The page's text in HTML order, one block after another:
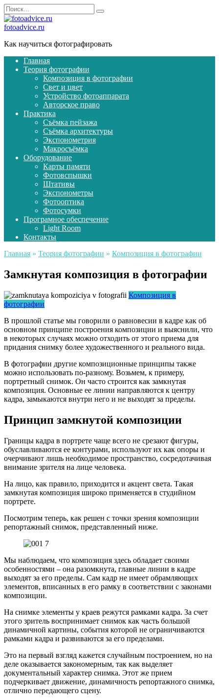
Перейти
к
содержанию
Search
for:
fotoadvice.ru
Как научиться фотографировать
Главная
Теория фотографии
Композиция в фотографии
Свет и цвет
Устройство фотоаппарата
Авторское право
Практика
Съёмка пейзажа
Съёмка архитектуры
Экспонометрия
Макросъёмка
Оборудование
Карты памяти
Фотовспышки
Штативы
Экспонометры
Фотооптика
Фотосумки
Програмное обеспечение
Light Room
Контакты
Главная » Теория фотографии » Композиция в фотографии
Замкнутая композиция в фотографии
Композиция в
фотографии
В прошлой статье мы говорили о равновесии в кадре как об
основном принципе построения композиции и выяснили, что
в некоторых случаях можно отходить от этого приема для
придания снимку более художественного и реального вида.
В фотографии другие композиционные принципы также
можно использовать по-разному. Возьмем, к примеру,
портретный снимок. Он часто строится как замкнутая
композиция. Основные ее линии направляются к центру
кадра, замыкаются внутри него и не выходят за пределы.
Принцип замкнутой композиции
Границы кадра в портрете чаще всего не срезают фигуры,
обуславливаются ее контурами, используют их как опоры и
очерчивают лишь необходимое пространство, сосредотачивая
внимание зрителя на лице человека.
На лицо, как правило, приходится и акцент света. Такая
замкнутая композиция широко применяется в студийном
портрете.
Посмотрим теперь, как решен с точки зрения композиции
репортажный снимок, представленный ниже.
Мы наблюдаем, что композиция здесь обладает своими
особенностями – она разомкнута, главные линии в кадре
выходят за его пределы. Сам кадр не имеет обрамляющих
элементов, вписанных в его рамку в соответствии с законами
композиции.
На снимке элементы у краев режутся рамками кадра. За счет
этого зритель воспринимает снимок как часть большой
динамичной картины, события которой не ограничиваются
рамками кадра и развиваются за его пределами.
Это на первый взгляд кажется случайным построением, но на
деле оказывается закономерным, так как выделяет
документальный характер снимка. Этот же прием
подчеркивает движение, динамичность репортажного снимка,
отлично передающего сцену.